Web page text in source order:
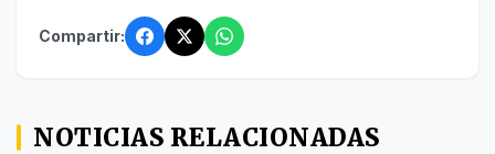
Compartir:
NOTICIAS RELACIONADAS